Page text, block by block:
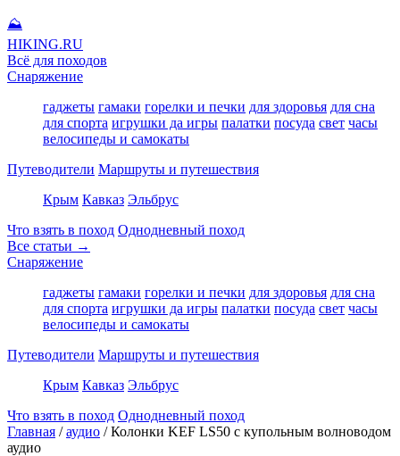
⛰
HIKING.RU
Всё для походов
Снаряжение
гаджеты гамаки горелки и печки для здоровья для сна
для спорта игрушки да игры палатки посуда свет часы
велосипеды и самокаты
Путеводители Маршруты и путешествия
Крым Кавказ Эльбрус
Что взять в поход Однодневный поход
Все статьи →
Снаряжение
гаджеты гамаки горелки и печки для здоровья для сна
для спорта игрушки да игры палатки посуда свет часы
велосипеды и самокаты
Путеводители Маршруты и путешествия
Крым Кавказ Эльбрус
Что взять в поход Однодневный поход
Главная / аудио / Колонки KEF LS50 с купольным волноводом
аудио